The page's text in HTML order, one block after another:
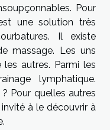
Pour
une solution très
Il existe
massage. Les uns
autres. Parmi les
lymphatique.
Pour quelles autres
à le découvrir à